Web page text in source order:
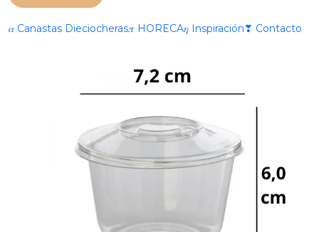
𝛼 Canastas Dieciocheras𝜋 HORECA𝜂 Inspiración❣ Contacto